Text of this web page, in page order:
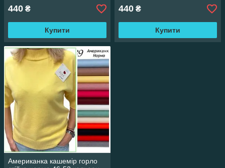
440 ₴
Купити
440 ₴
Купити
Американка кашемір горло